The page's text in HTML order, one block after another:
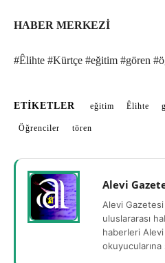
HABER MERKEZİ
#Êlihte #Kürtçe #eğitim #gören
ETIKETLER eğitim Êlihte
Öğrenciler tören
Alevi
Alevi
uluslararası
haberleri Alevi
okuyucularına